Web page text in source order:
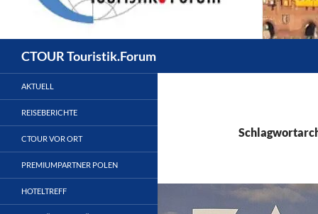
CTOUR Touristik.Forum
AKTUELL
REISEBERICHTE
CTOUR VOR ORT
PREMIUMPARTNER POLEN
HOTELTREFF